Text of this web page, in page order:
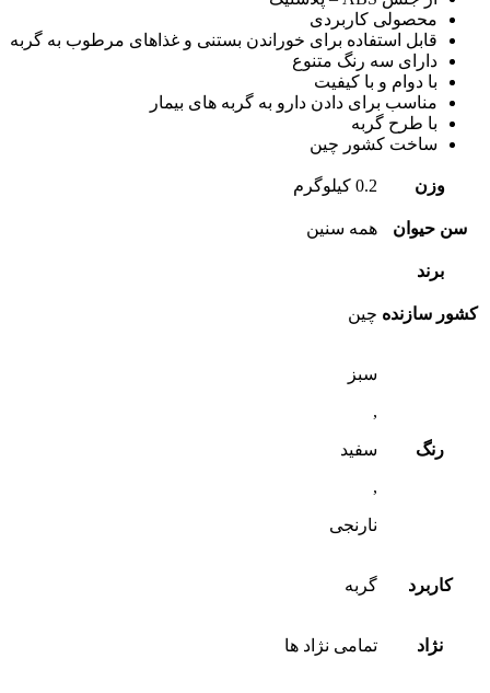
محصولی کاربردی
قابل استفاده برای خوراندن بستنی و غذاهای مرطوب به گربه
دارای سه رنگ متنوع
با دوام و با کیفیت
مناسب برای دادن دارو به گربه های بیمار
با طرح گربه
ساخت کشور چین
وزن 0.2 کیلوگرم
سن حیوان همه سنین
برند
کشور سازنده چین
رنگ
سبز
,
سفید
,
نارنجی
کاربرد گربه
نژاد تمامی نژاد ها